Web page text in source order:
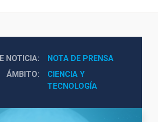
NOTICIA
NOTA DE PRENSA
ÁMBITO
CIENCIA Y
TECNOLOGÍA